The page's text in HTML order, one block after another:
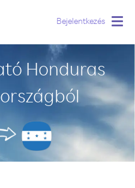
Bejelentkezés
Honduras